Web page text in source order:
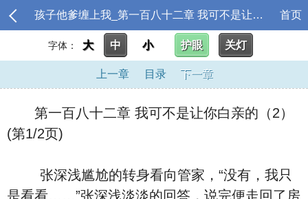
孩子他爹缠上我_第一百八十二章 我可不是让你白亲的（2） 首页
字体： 大 中 小 护眼 关灯
上一章 目录 下一章
第一百八十二章 我可不是让你白亲的（2）
(第1/2页)
张深浅尴尬的转身看向管家，“没有，我只
是看看……”张深浅淡淡的回答，说完便走回了房